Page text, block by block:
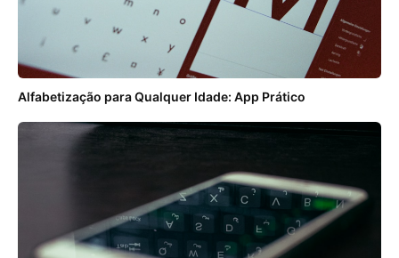
Alfabetização para Qualquer Idade: App Prático